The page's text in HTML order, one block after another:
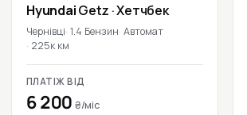
HyundaiGetz · Хетчбек
Чернівці 1.4 Бензин Автомат
225к км
ПЛАТІЖ ВІД
6 200₴/міс